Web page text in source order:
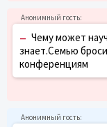
– Чему может
знает.Семью
конференциям